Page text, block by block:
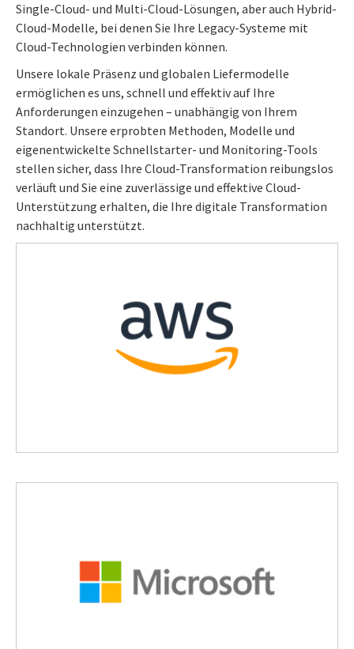
Single-Cloud- und Multi-Cloud-Lösungen, aber auch Hybrid-
Cloud-Modelle, bei denen Sie Ihre Legacy-Systeme mit
Cloud-Technologien verbinden können.
Unsere lokale Präsenz und globalen Liefermodelle
ermöglichen es uns, schnell und effektiv auf Ihre
Anforderungen einzugehen – unabhängig von Ihrem
Standort. Unsere erprobten Methoden, Modelle und
eigenentwickelte Schnellstarter- und Monitoring-Tools
stellen sicher, dass Ihre Cloud-Transformation reibungslos
verläuft und Sie eine zuverlässige und effektive Cloud-
Unterstützung erhalten, die Ihre digitale Transformation
nachhaltig unterstützt.